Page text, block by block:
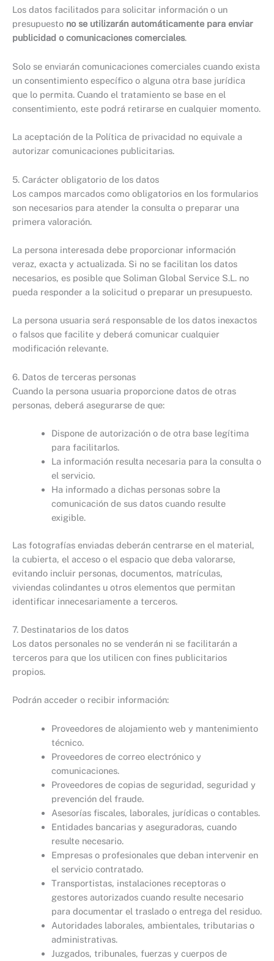
Los datos facilitados para solicitar información o un
presupuesto no se utilizarán automáticamente para enviar
publicidad o comunicaciones comerciales.
Solo se enviarán comunicaciones comerciales cuando exista
un consentimiento específico o alguna otra base jurídica
que lo permita. Cuando el tratamiento se base en el
consentimiento, este podrá retirarse en cualquier momento.
La aceptación de la Política de privacidad no equivale a
autorizar comunicaciones publicitarias.
5. Carácter obligatorio de los datos
Los campos marcados como obligatorios en los formularios
son necesarios para atender la consulta o preparar una
primera valoración.
La persona interesada debe proporcionar información
veraz, exacta y actualizada. Si no se facilitan los datos
necesarios, es posible que Soliman Global Service S.L. no
pueda responder a la solicitud o preparar un presupuesto.
La persona usuaria será responsable de los datos inexactos
o falsos que facilite y deberá comunicar cualquier
modificación relevante.
6. Datos de terceras personas
Cuando la persona usuaria proporcione datos de otras
personas, deberá asegurarse de que:
Dispone de autorización o de otra base legítima
para facilitarlos.
La información resulta necesaria para la consulta o
el servicio.
Ha informado a dichas personas sobre la
comunicación de sus datos cuando resulte
exigible.
Las fotografías enviadas deberán centrarse en el material,
la cubierta, el acceso o el espacio que deba valorarse,
evitando incluir personas, documentos, matrículas,
viviendas colindantes u otros elementos que permitan
identificar innecesariamente a terceros.
7. Destinatarios de los datos
Los datos personales no se venderán ni se facilitarán a
terceros para que los utilicen con fines publicitarios
propios.
Podrán acceder o recibir información:
Proveedores de alojamiento web y mantenimiento
técnico.
Proveedores de correo electrónico y
comunicaciones.
Proveedores de copias de seguridad, seguridad y
prevención del fraude.
Asesorías fiscales, laborales, jurídicas o contables.
Entidades bancarias y aseguradoras, cuando
resulte necesario.
Empresas o profesionales que deban intervenir en
el servicio contratado.
Transportistas, instalaciones receptoras o
gestores autorizados cuando resulte necesario
para documentar el traslado o entrega del residuo.
Autoridades laborales, ambientales, tributarias o
administrativas.
Juzgados, tribunales, fuerzas y cuerpos de